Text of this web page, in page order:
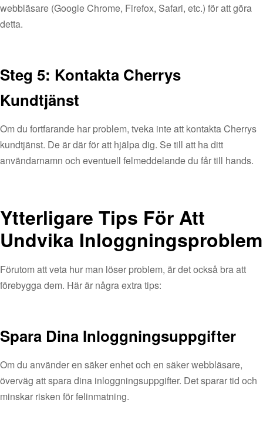
webbläsare (Google Chrome, Firefox, Safari, etc.) för att göra
detta.
Steg 5: Kontakta Cherrys
Kundtjänst
Om du fortfarande har problem, tveka inte att kontakta Cherrys
kundtjänst. De är där för att hjälpa dig. Se till att ha ditt
användarnamn och eventuell felmeddelande du får till hands.
Ytterligare Tips För Att
Undvika Inloggningsproblem
Förutom att veta hur man löser problem, är det också bra att
förebygga dem. Här är några extra tips:
Spara Dina Inloggningsuppgifter
Om du använder en säker enhet och en säker webbläsare,
överväg att spara dina inloggningsuppgifter. Det sparar tid och
minskar risken för felinmatning.